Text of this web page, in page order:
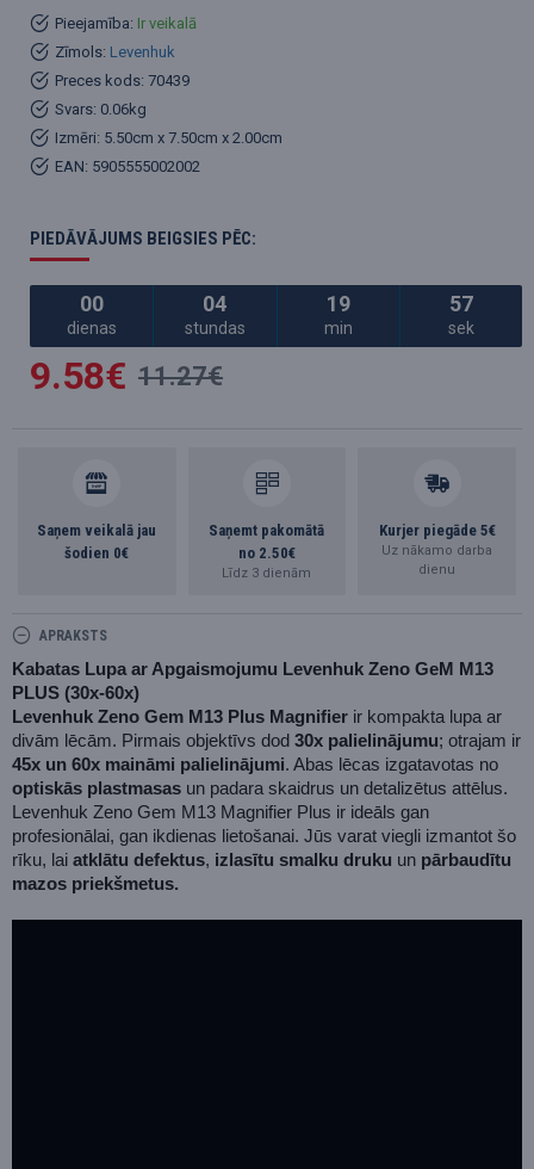
Pieejamība: Ir veikalā
Zīmols: Levenhuk
Preces kods: 70439
Svars: 0.06kg
Izmēri: 5.50cm x 7.50cm x 2.00cm
EAN: 5905555002002
PIEDĀVĀJUMS BEIGSIES PĒC:
00
dienas
04
stundas
19
min
57
sek
9.58€ 11.27€
Saņem veikalā jau
šodien 0€
Saņemt pakomātā
no 2.50€
Līdz 3 dienām
Kurjer piegāde 5€
Uz nākamo darba
dienu
APRAKSTS
Kabatas Lupa ar Apgaismojumu Levenhuk Zeno GeM M13
PLUS (30x-60x)
Levenhuk Zeno Gem M13 Plus Magnifier ir kompakta lupa ar
divām lēcām. Pirmais objektīvs dod 30x palielinājumu
45x un 60x maināmi palielinājumi. Abas lēcas izgatavotas no
optiskās plastmasas un padara skaidrus un detalizētus attēlus.
Levenhuk Zeno Gem M13 Magnifier Plus ir ideāls gan
profesionālai, gan ikdienas lietošanai. Jūs varat viegli izmantot šo
rīku, lai atklātu defektus, izlasītu smalku druku un pārbaudītu
mazos priekšmetus.